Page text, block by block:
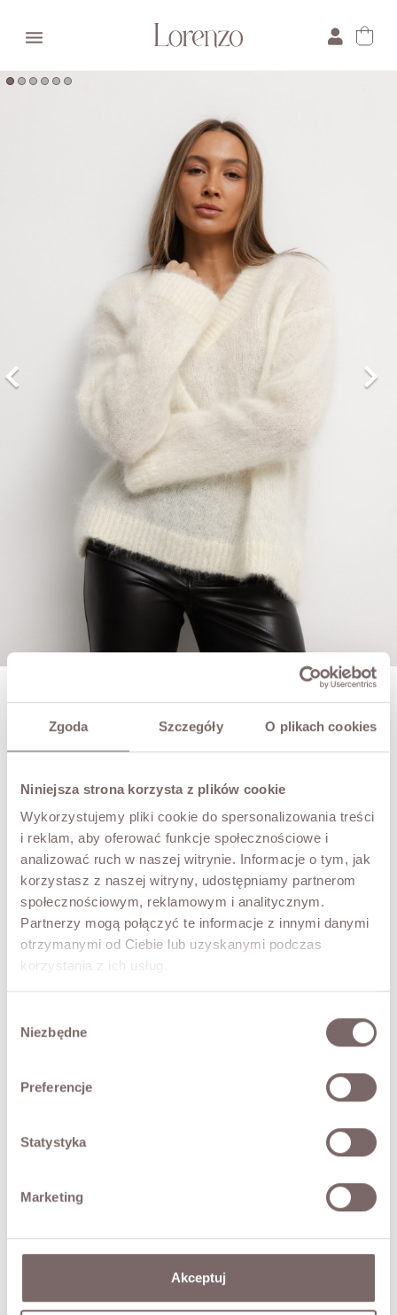
Zgoda Szczegóły O plikach cookies
Niniejsza strona korzysta z plików cookie
Wykorzystujemy pliki cookie do spersonalizowania treści
i reklam, aby oferować funkcje społecznościowe i
analizować ruch w naszej witrynie. Informacje o tym, jak
korzystasz z naszej witryny, udostępniamy partnerom
społecznościowym, reklamowym i analitycznym.
Partnerzy mogą połączyć te informacje z innymi danymi
otrzymanymi od Ciebie lub uzyskanymi podczas
korzystania z ich usług.
zgody
Niezbędne
Preferencje
Statystyka
Marketing
Akceptuj

PLN439.00
UNI
COLOR
Brown
ADD TO CART
• V-neckline
• Made in Poland
SIZES